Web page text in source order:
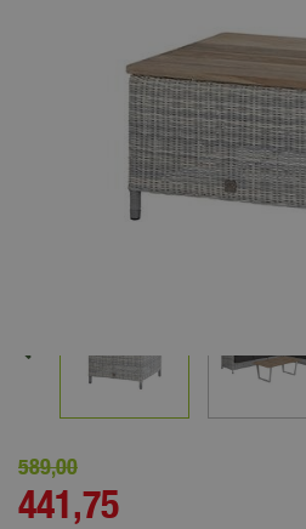
589,00
441,75